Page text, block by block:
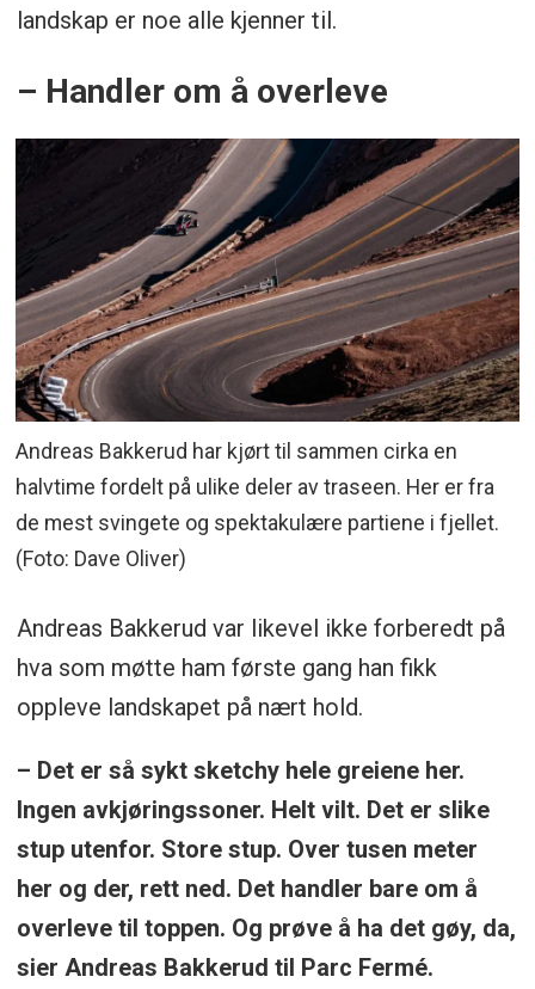
landskap er noe alle kjenner til.
– Handler om å overleve
Andreas Bakkerud har kjørt til sammen cirka en
halvtime fordelt på ulike deler av traseen. Her er fra
de mest svingete og spektakulære partiene i fjellet.
(Foto: Dave Oliver)
Andreas Bakkerud var likevel ikke forberedt på
hva som møtte ham første gang han fikk
oppleve landskapet på nært hold.
– Det er så sykt sketchy hele greiene her.
Ingen avkjøringssoner. Helt vilt. Det er slike
stup utenfor. Store stup. Over tusen meter
her og der, rett ned. Det handler bare om å
overleve til toppen. Og prøve å ha det gøy, da,
sier Andreas Bakkerud til Parc Fermé.